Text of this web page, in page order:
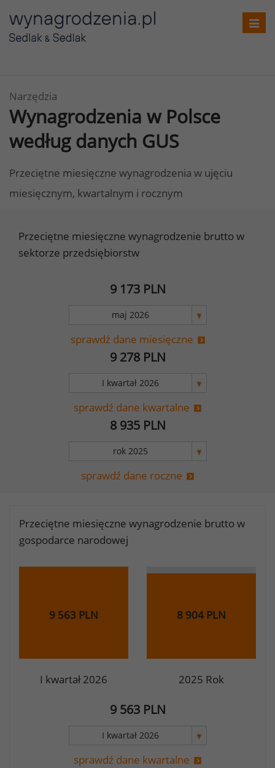
Narzędzia
Wynagrodzenia w Polsce
według danych GUS
Przeciętne miesięczne wynagrodzenia w ujęciu
miesięcznym, kwartalnym i rocznym
Przeciętne miesięczne wynagrodzenie brutto w
sektorze przedsiębiorstw
9 173PLN
sprawdź dane miesięczne
9 278PLN
sprawdź dane kwartalne
8 935PLN
sprawdź dane roczne
Przeciętne miesięczne wynagrodzenie brutto w
gospodarce narodowej
9 563 PLN
I kwartał 2026
8 904 PLN
2025 Rok
9 563PLN
sprawdź dane kwartalne